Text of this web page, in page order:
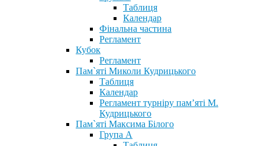
Таблиця
Календар
Фінальна частина
Регламент
Кубок
Регламент
Пам`яті Миколи Кудрицького
Таблиця
Календар
Регламент турніру пам’яті М.
Кудрицького
Пам`яті Максима Білого
Група А